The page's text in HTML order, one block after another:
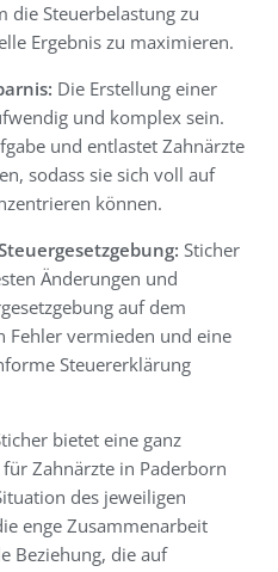
Steuerbelastung zu
Ergebnis zu maximieren.
Die Erstellung einer
und komplex sein.
und entlastet Zahnärzte
sodass sie sich voll auf
können.
Sticher
Änderungen und
auf dem
Fehler vermieden und eine
Steuererklärung
bietet eine ganz
Zahnärzte in Paderborn
des jeweiligen
enge Zusammenarbeit
Beziehung, die auf